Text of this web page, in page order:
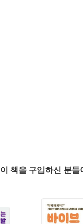
이 책을 구입하신 분